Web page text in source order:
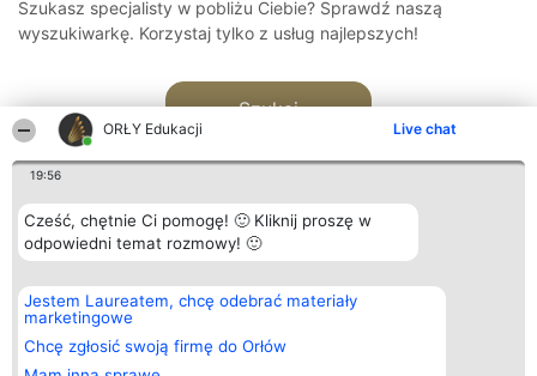
ORŁY Edukacji Live chat
19:56
Cześć, chętnie Ci pomogę! 🙂 Kliknij proszę w
odpowiedni temat rozmowy! 🙂
Jestem Laureatem, chcę odebrać materiały
marketingowe
Chcę zgłosić swoją firmę do Orłów
Szukasz specjalisty w pobliżu Ciebie? Sprawdź naszą
wyszukiwarkę. Korzystaj tylko z usług najlepszych!
Szukaj
Organizator plebiscytu
Bright Side Solutions sp. z o.
o. sp. k.
ul. Ruska 22
Wrocław 50-079
Plebiscyt
Laureaci
wszystkich
Laureatów
Kontakt
Kontakt